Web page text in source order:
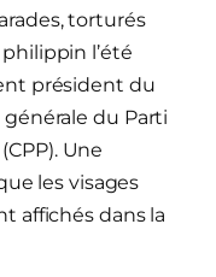
torturés
l’été
président du
du Parti
Une
les visages
affichés dans la